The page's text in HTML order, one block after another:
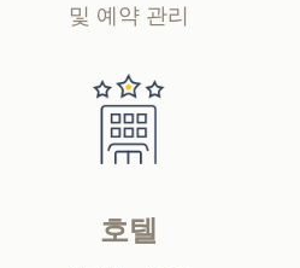
및 예약 관리
호텔